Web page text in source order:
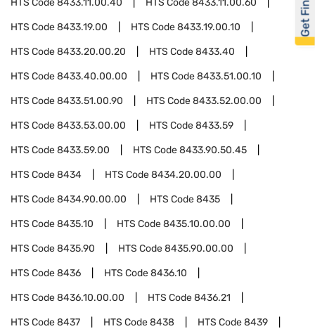
HTS Code8433.11.00.40 HTS Code8433.11.00.60
HTS Code8433.19.00 HTS Code8433.19.00.10
HTS Code8433.20.00.20 HTS Code8433.40
HTS Code8433.40.00.00 HTS Code8433.51.00.10
HTS Code8433.51.00.90 HTS Code8433.52.00.00
HTS Code8433.53.00.00 HTS Code8433.59
HTS Code8433.59.00 HTS Code8433.90.50.45
HTS Code8434 HTS Code8434.20.00.00
HTS Code8434.90.00.00 HTS Code8435
HTS Code8435.10 HTS Code8435.10.00.00
HTS Code8435.90 HTS Code8435.90.00.00
HTS Code8436 HTS Code8436.10
HTS Code8436.10.00.00 HTS Code8436.21
HTS Code8437 HTS Code8438 HTS Code8439